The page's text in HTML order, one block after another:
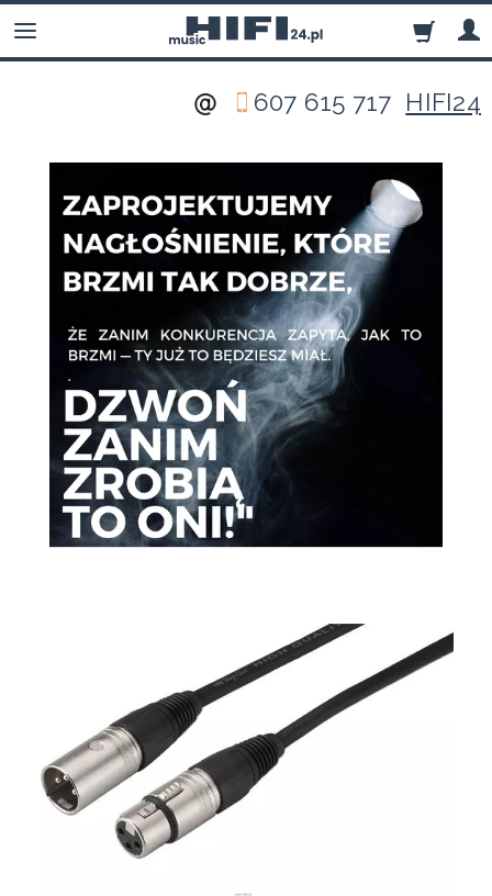
607 615 717 HIFI24